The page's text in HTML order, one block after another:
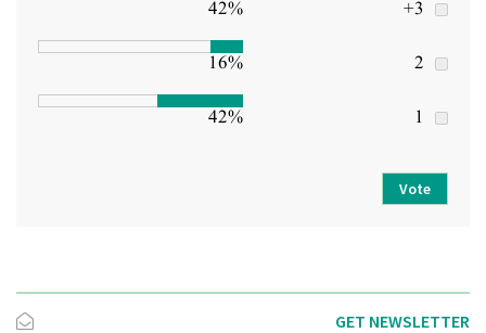
3+
42%
2
16%
1
42%
Vote
GET NEWSLETTER